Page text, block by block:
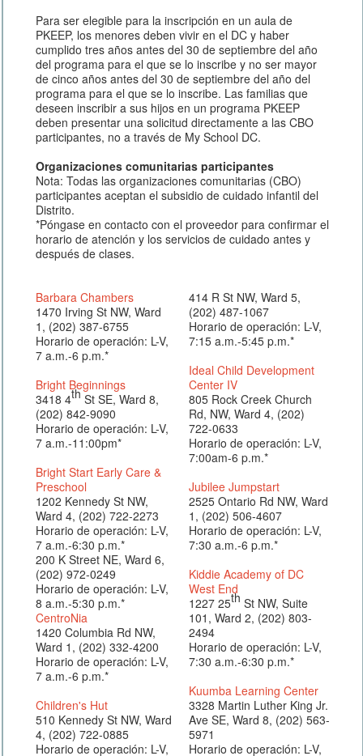
Para ser elegible para la inscripción en un aula de
PKEEP, los menores deben vivir en el DC y haber
cumplido tres años antes del 30 de septiembre del año
del programa para el que se lo inscribe y no ser mayor
de cinco años antes del 30 de septiembre del año del
programa para el que se lo inscribe. Las familias que
deseen inscribir a sus hijos en un programa PKEEP
deben presentar una solicitud directamente a las CBO
participantes, no a través de My School DC.
Organizaciones comunitarias participantes
Nota: Todas las organizaciones comunitarias (CBO)
participantes aceptan el subsidio de cuidado infantil del
Distrito.
*Póngase en contacto con el proveedor para confirmar el
horario de atención y los servicios de cuidado antes y
después de clases.
Barbara Chambers
1470 Irving St NW, Ward
1, (202) 387-6755
Horario de operación: L-V,
7 a.m.-6 p.m.*
Bright Beginnings
3418 4th St SE, Ward 8,
(202) 842-9090
Horario de operación: L-V,
7 a.m.-11:00pm*
Bright Start Early Care &
Preschool
1202 Kennedy St NW,
Ward 4, (202) 722-2273
Horario de operación: L-V,
7 a.m.-6:30 p.m.*
200 K Street NE, Ward 6,
(202) 972-0249
Horario de operación: L-V,
8 a.m.-5:30 p.m.*
CentroNia
1420 Columbia Rd NW,
Ward 1, (202) 332-4200
Horario de operación: L-V,
7 a.m.-6 p.m.*
Children's Hut
510 Kennedy St NW, Ward
4, (202) 722-0885
Horario de operación: L-V,
414 R St NW, Ward 5,
(202) 487-1067
Horario de operación: L-V,
7:15 a.m.-5:45 p.m.*
Ideal Child Development
Center IV
805 Rock Creek Church
Rd, NW, Ward 4, (202)
722-0633
Horario de operación: L-V,
7:00am-6 p.m.*
Jubilee Jumpstart
2525 Ontario Rd NW, Ward
1, (202) 506-4607
Horario de operación: L-V,
7:30 a.m.-6 p.m.*
Kiddie Academy of DC
West End
1227 25th St NW, Suite
101, Ward 2, (202) 803-
2494
Horario de operación: L-V,
7:30 a.m.-6:30 p.m.*
Kuumba Learning Center
3328 Martin Luther King Jr.
Ave SE, Ward 8, (202) 563-
5971
Horario de operación: L-V,